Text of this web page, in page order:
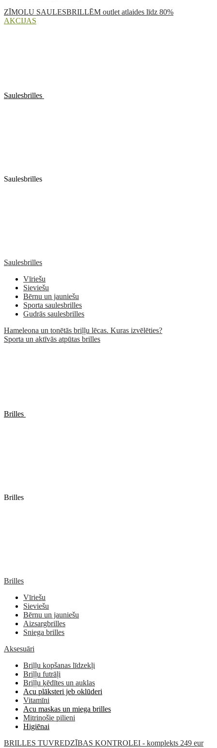
ZĪMOLU SAULESBRILLĒM outlet atlaides līdz 80%
AKCIJAS
Saulesbrilles
Saulesbrilles
Saulesbrilles
Vīriešu
Sieviešu
Bērnu un jauniešu
Sporta saulesbrilles
Gudrās saulesbrilles
Hameleona un tonētās briļļu lēcas. Kuras izvēlēties?
Sporta un aktīvās atpūtas brilles
Brilles
Brilles
Brilles
Vīriešu
Sieviešu
Bērnu un jauniešu
Aizsargbrilles
Sniega brilles
Aksesuāri
Briļļu kopšanas līdzekļi
Briļļu futrāļi
Briļļu ķēdītes un auklas
Acu plāksteri jeb oklūderi
Vitamīni
Acu maskas un miega brilles
Mitrinošie pilieni
Higiēnai
BRILLES TUVREDZĪBAS KONTROLEI - komplekts 249 eur